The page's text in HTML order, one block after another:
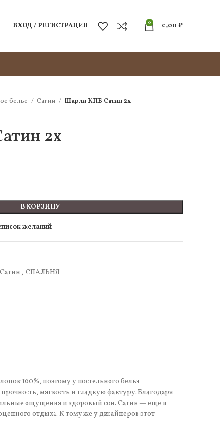
ВХОД / РЕГИСТРАЦИЯ 0 0,00 ₽
белье Сатин Шарли КПБ Сатин 2х
2х
В КОРЗИНУ
желаний
Сатин , СПАЛЬНЯ
100%, поэтому у постельного белья
мягкость и гладкую фактуру. Благодаря
ощущения и здоровый сон. Сатин — еще и
отдыха. К тому же у дизайнеров этот